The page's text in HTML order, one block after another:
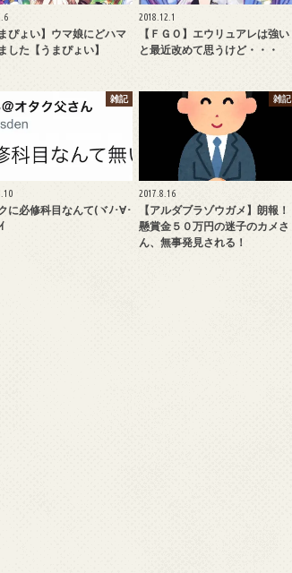
まぴょい】ウマ娘にどハマ
した【うまぴょい】
2018.12.1
【ＦＧＯ】エウリュアレは強い
と最近改めて思うけど・・・
雑記
に必修科目なんて(ヾﾉ･∀･
雑記
2017.8.16
【アルダブラゾウガメ】朗報！
懸賞金５０万円の迷子のカメさ
ん、無事発見される！